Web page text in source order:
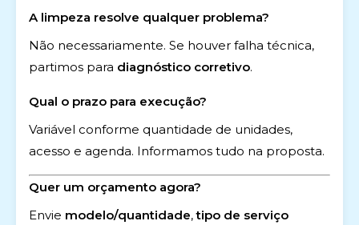
A limpeza resolve qualquer problema?
Não necessariamente. Se houver falha técnica,
partimos para diagnóstico corretivo.
Qual o prazo para execução?
Variável conforme quantidade de unidades,
acesso e agenda. Informamos tudo na proposta.
Quer um orçamento agora?
Envie modelo/quantidade,tipo de serviço